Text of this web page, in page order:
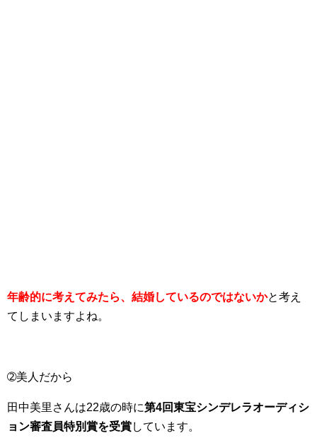
年齢的に考えてみたら、結婚しているのではないかと考え
てしまいますよね。
➁美人だから
田中美里さんは22歳の時に第4回東宝シンデレラオーディシ
ョン審査員特別賞を受賞しています。